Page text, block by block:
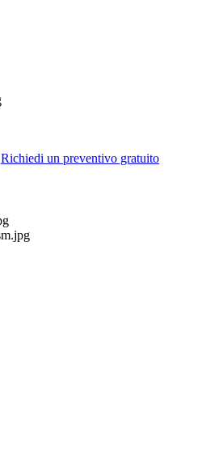
Richiedi un preventivo gratuito